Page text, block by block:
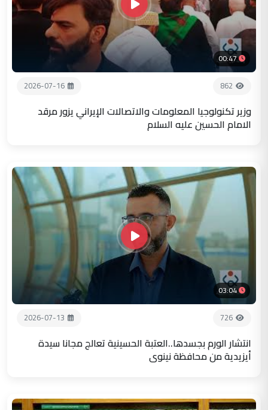
00:47
862
2026-07-16
وزير تكنولوجيا المعلومات والاتصالات الإيراني يزور مرقد
الامام الحسين عليه السلام
03:04
726
2026-07-13
انتشار الورم بجسدها..العتبة الحسينية تعالج مجانا سيدة
أيزيدية من محافظة نينوى